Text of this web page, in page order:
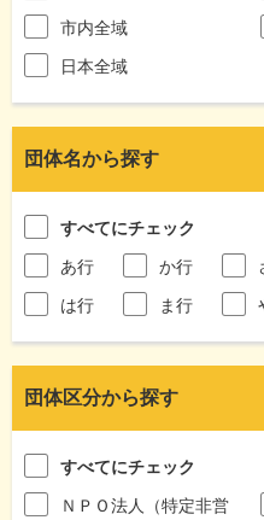
市内全域
日本全域
団体名から探す
すべてにチェック
あ行
か行
は行
ま行
団体区分から探す
すべてにチェック
ＮＰＯ法人（特定非営